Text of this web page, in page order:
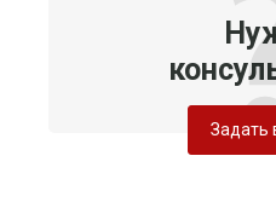
Задать